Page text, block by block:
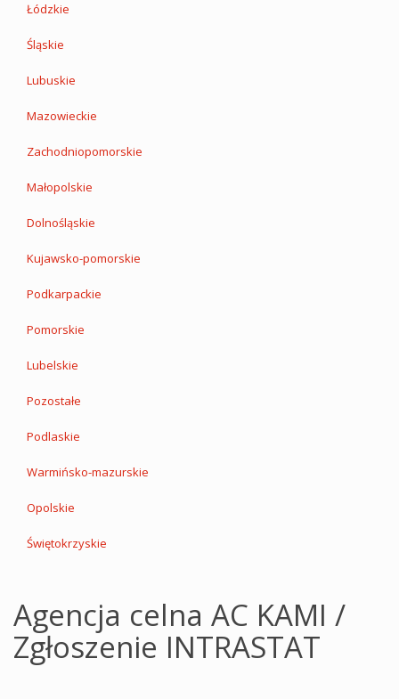
Łódzkie
Śląskie
Lubuskie
Mazowieckie
Zachodniopomorskie
Małopolskie
Dolnośląskie
Kujawsko-pomorskie
Podkarpackie
Pomorskie
Lubelskie
Pozostałe
Podlaskie
Warmińsko-mazurskie
Opolskie
Świętokrzyskie
Agencja celna AC KAMI /
Zgłoszenie INTRASTAT